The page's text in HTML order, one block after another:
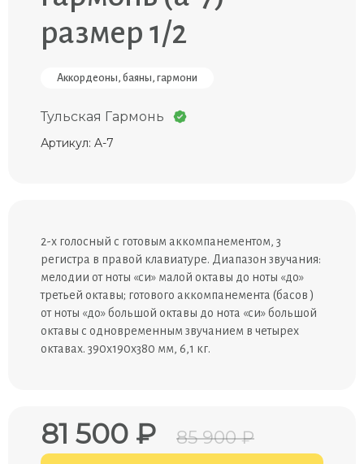
размер 1/2
Аккордеоны, баяны, гармони
Тульская Гармонь
Артикул: A-7
2-х голосный с готовым аккомпанементом, 3
регистра в правой клавиатуре. Диапазон звучания:
мелодии от ноты «си» малой октавы до ноты «до»
третьей октавы; готового аккомпанемента (басов )
от ноты «до» большой октавы до нота «си» большой
октавы с одновременным звучанием в четырех
октавах. 390х190х380 мм, 6,1 кг.
81 500 ₽ 85 900 ₽